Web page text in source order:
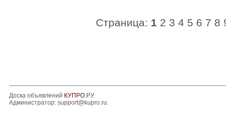
Страница: 1 2 3 4 5 6 7 8
Доска объявлений КУПРО.РУ.
Администратор: support@kupro.ru.